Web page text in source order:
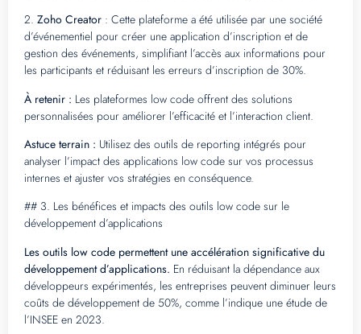
2. Zoho Creator : Cette plateforme a été utilisée par une société
d’événementiel pour créer une application d’inscription et de
gestion des événements, simplifiant l’accès aux informations pour
les participants et réduisant les erreurs d’inscription de 30%.
À retenir : Les plateformes low code offrent des solutions
personnalisées pour améliorer l’efficacité et l’interaction client.
Astuce terrain : Utilisez des outils de reporting intégrés pour
analyser l’impact des applications low code sur vos processus
internes et ajuster vos stratégies en conséquence.
## 3. Les bénéfices et impacts des outils low code sur le
développement d’applications
Les outils low code permettent une accélération significative du
développement d’applications. En réduisant la dépendance aux
développeurs expérimentés, les entreprises peuvent diminuer leurs
coûts de développement de 50%, comme l’indique une étude de
l’INSEE en 2023.